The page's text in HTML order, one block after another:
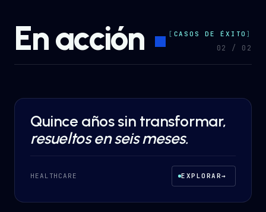
En acción CASOS DE ÉXITO
02 / 0 2
DESARROLLO A MEDIDA·HEALTHCARE
Quince años sin transformar,
resueltos en seis meses.
HEALTHCARE EXPLORAR→